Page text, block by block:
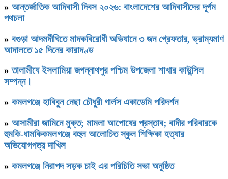
» আন্তর্জাতিক আদিবাসী দিবস ২০২৬: বাংলাদেশের আদিবাসীদের দূর্গম
পথচলা
» বগুড়া আদমদীঘিতে মাদকবিরোধী অভিযানে ৩ জন গ্রেফতার, ভ্রাম্যমাণ
আদালতে ১৫ দিনের কারাদণ্ড
»‎তালামীযে ইসলামিয়া জগন্নাথপুর পশ্চিম উপজেলা শাখার কাউন্সিল
সম্পন্ন।
» কমলগঞ্জে হাবিবুন নেছা চৌধুরী গার্লস একাডেমি পরিদর্শন
» আসামীরা জামিনে মুক্ত; মামলা আপোষের প্রস্তাব; বাদীর পরিবারকে
হুমকি-ধামকিকমলগঞ্জে বহুল আলোচিত স্কুল শিক্ষিকা হত্যার
অভিযোগপত্র দাখিল
» কমলগঞ্জে নিরাপদ সড়ক চাই এর পরিচিতি সভা অনুষ্ঠিত